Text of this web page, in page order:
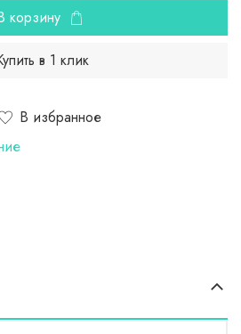
В избранное
корзину
в 1 клик